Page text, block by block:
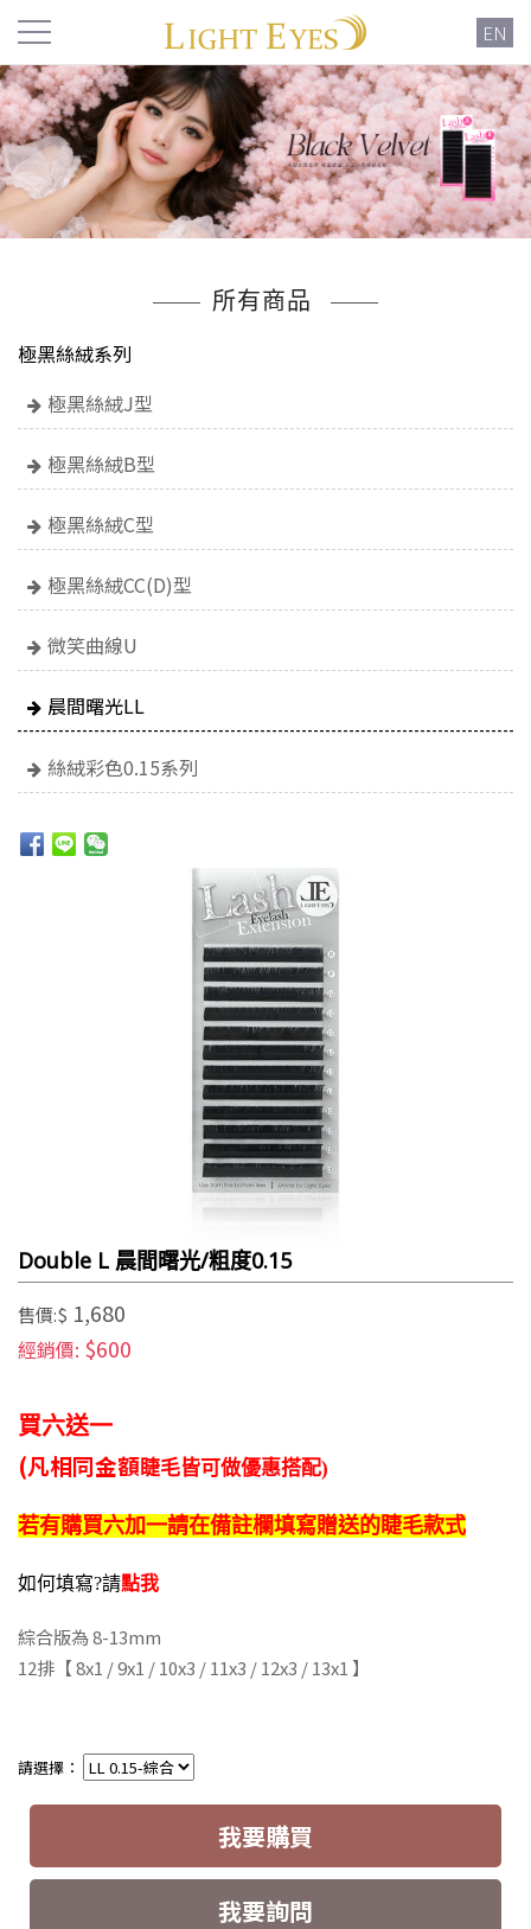
EN
所有商品
極黑絲絨系列
極黑絲絨J型
極黑絲絨B型
極黑絲絨C型
極黑絲絨CC(D)型
微笑曲線U
晨間曙光LL
絲絨彩色0.15系列
Double L 晨間曙光/粗度0.15
售價:$ 1,680
經銷價: $600
買六送一
(凡相同金額睫毛皆可做優惠搭配)
若有購買六加一請在備註欄填寫贈送的睫毛款式
如何填寫?請點我
綜合版為 8-13mm
12排 【 8x1 / 9x1 / 10x3 / 11x3 / 12x3 / 13x1 】
請選擇：
我要購買
我要詢問